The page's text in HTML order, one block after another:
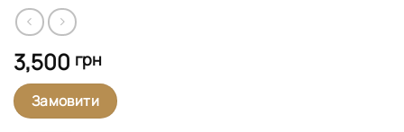
3,500 грн
Замовити